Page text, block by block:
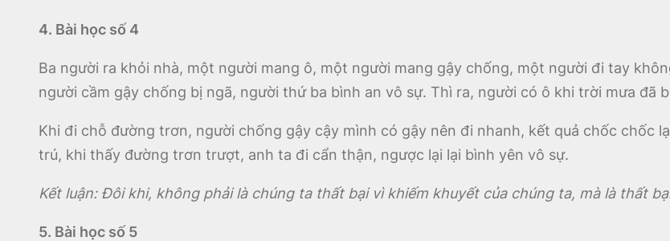
4. Bài học số 4
Ba người ra khỏi nhà, một người mang ô, một người mang gậy chống, một người đi tay
người cầm gậy chống bị ngã, người thứ ba bình an vô sự. Thì ra, người có ô khi trời mưa đã
Khi đi chỗ đường trơn, người chống gậy cậy mình có gậy nên đi nhanh, kết quả chốc chốc
trú, khi thấy đường trơn trượt, anh ta đi cẩn thận, ngược lại lại bình yên vô sự.
Kết luận: Đôi khi, không phải là chúng ta thất bại vì khiếm khuyết của chúng ta, mà là thất
5. Bài học số 5